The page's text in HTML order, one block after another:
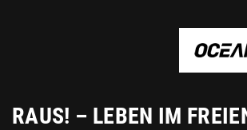
RAUS! – LEBEN IM